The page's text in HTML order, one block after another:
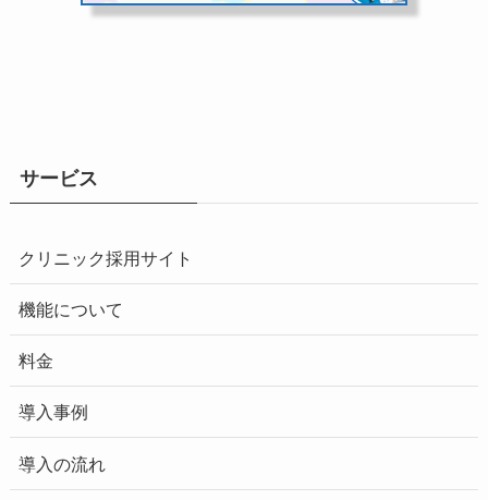
サービス
クリニック採用サイト
機能について
料金
導入事例
導入の流れ